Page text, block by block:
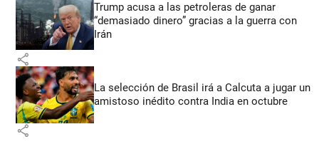
Trump acusa a las petroleras de ganar
“demasiado dinero” gracias a la guerra con
Irán
share
La selección de Brasil irá a Calcuta a jugar un
amistoso inédito contra India en octubre
share